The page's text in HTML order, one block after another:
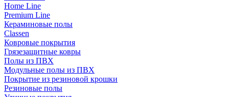
Home Line
Premium Line
Кераминовые полы
Classen
Ковровые покрытия
Грязезащитные ковры
Полы из ПВХ
Модульные полы из ПВХ
Покрытие из резиновой крошки
Резиновые полы